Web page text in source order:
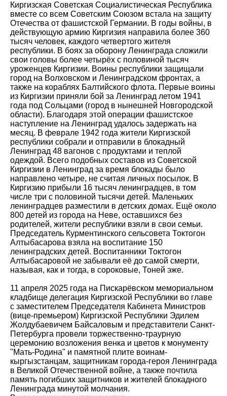
Киргизская Советская Социалистическая Республика
вместе со всем Советским Союзом встала на защиту
Отечества от фашистской Германии. В годы войны, в
действующую армию Киргизия направила более 360
тысяч человек, каждого четвертого жителя
республики. В боях за оборону Ленинграда сложили
свои головы более четырёх с половиной тысяч
уроженцев Киргизии. Воины республики защищали
город на Волховском и Ленинградском фронтах, а
также на кораблях Балтийского флота. Первые воины
из Киргизии приняли бой за Ленинград летом 1941
года под Сольцами (город в нынешней Новгородской
области). Благодаря этой операции фашистское
наступление на Ленинград удалось задержать на
месяц. В феврале 1942 года жители Киргизской
республики собрали и отправили в блокадный
Ленинград 48 вагонов с продуктами и теплой
одеждой. Всего подобных составов из Советской
Киргизии в Ленинград за время блокады было
направлено четыре, не считая личных посылок. В
Киргизию прибыли 16 тысяч ленинградцев, в том
числе три с половиной тысячи детей. Маленьких
ленинградцев разместили в детских домах. Ещё около
800 детей из города на Неве, оставшихся без
родителей, жители республики взяли в свои семьи.
Председатель Курментинского сельсовета Токтогон
Алтыбасарова взяла на воспитание 150
ленинградских детей. Воспитанники Токтогон
Алтыбасаровой не забывали её до самой смерти,
называя, как и тогда, в сороковые, Тоней эже.
11 апреля 2025 года на Пискарёвском мемориальном
кладбище делегация Киргизской Республики во главе
с заместителем Председателя Кабинета Министров
(вице-премьером) Киргизской Республики Эдилем
Жолдубаевичем Байсаловым и представители Санкт-
Петербурга провели торжественно-траурную
церемонию возложения венка и цветов к монументу
"Мать-Родина" и памятной плите воинам-
кыргызстанцам, защитникам города-героя Ленинграда
в Великой Отечественной войне, а также почтила
память погибших защитников и жителей блокадного
Ленинграда минутой молчания.